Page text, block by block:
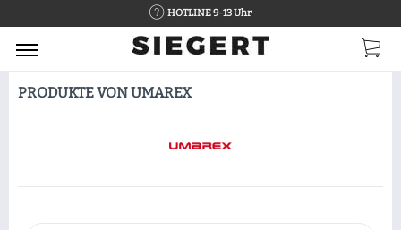
HOTLINE 9-13 Uhr
PRODUKTE VON UMAREX